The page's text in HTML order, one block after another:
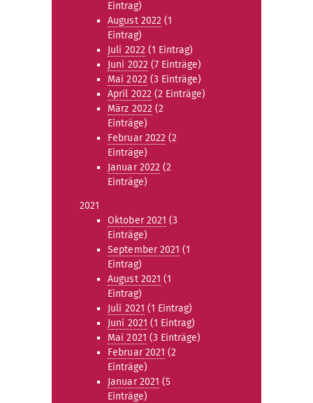
Eintrag)
August 2022 (1
Eintrag)
Juli 2022 (1 Eintrag)
Juni 2022 (7 Einträge)
Mai 2022 (3 Einträge)
April 2022 (2 Einträge)
März 2022 (2
Einträge)
Februar 2022 (2
Einträge)
Januar 2022 (2
Einträge)
2021
Oktober 2021 (3
Einträge)
September 2021 (1
Eintrag)
August 2021 (1
Eintrag)
Juli 2021 (1 Eintrag)
Juni 2021 (1 Eintrag)
Mai 2021 (3 Einträge)
Februar 2021 (2
Einträge)
Januar 2021 (5
Einträge)